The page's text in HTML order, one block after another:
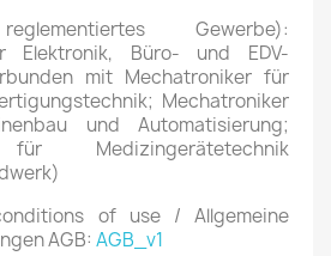
Gewerbe):
Elektronik, Büro- und EDV-
mit Mechatroniker für
Mechatroniker
und Automatisierung;
Medizingerätetechnik
of use / Allgemeine
AGB: AGB_v1